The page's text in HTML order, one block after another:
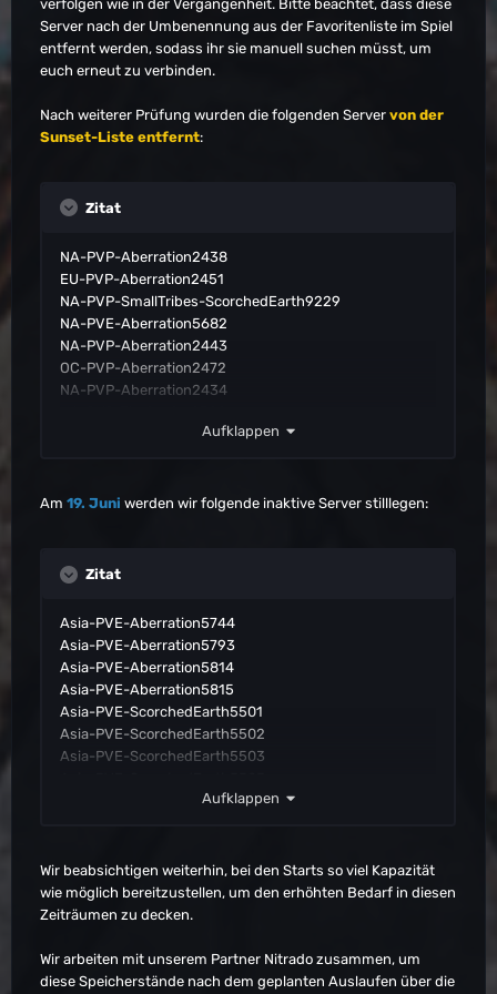
verfolgen wie in der Vergangenheit. Bitte beachtet, dass diese
Server nach der Umbenennung aus der Favoritenliste im Spiel
entfernt werden, sodass ihr sie manuell suchen müsst, um
euch erneut zu verbinden.
Nach weiterer Prüfung wurden die folgenden Server von der
Sunset-Liste entfernt:
Zitat
NA-PVP-Aberration2438
EU-PVP-Aberration2451
NA-PVP-SmallTribes-ScorchedEarth9229
NA-PVE-Aberration5682
NA-PVP-Aberration2443
OC-PVP-Aberration2472
NA-PVP-Aberration2434
NA-PVP-Aberration2447
NA-PVP-ScorchedEarth2369
EU-PVP-SmallTribes-Aberration9370
EU-PVP-SmallTribes-Aberration9341
OC-PVP-Consoles-TheCenter1154
EU-PVP-Consoles-Aberration1167
OC-PVP-Consoles-Aberration1172
EU-PVP-SmallTribes-ScorchedEarth9195
EU-PVE-ScorchedEarth5566
Aufklappen
Am 19. Juni werden wir folgende inaktive Server stilllegen:
Zitat
Asia-PVE-Aberration5744
Asia-PVE-Aberration5793
Asia-PVE-Aberration5814
Asia-PVE-Aberration5815
Asia-PVE-ScorchedEarth5501
Asia-PVE-ScorchedEarth5502
Asia-PVE-ScorchedEarth5503
Asia-PVE-ScorchedEarth5506
Asia-PVE-ScorchedEarth5542
Asia-PVE-TheIsland5132
Asia-PVP-Aberration2475
Asia-PVP-Consoles-ScorchedEarth1132
Asia-PVP-Consoles-ScorchedEarth1133
Aufklappen
Wir beabsichtigen weiterhin, bei den Starts so viel Kapazität
wie möglich bereitzustellen, um den erhöhten Bedarf in diesen
Zeiträumen zu decken.
Wir arbeiten mit unserem Partner Nitrado zusammen, um
diese Speicherstände nach dem geplanten Auslaufen über die